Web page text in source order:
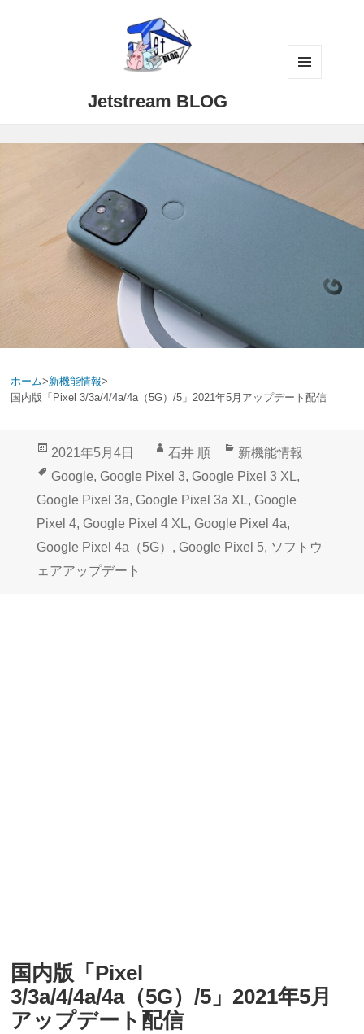
Jetstream BLOG
ホーム>新機能情報>
国内版「Pixel 3/3a/4/4a/4a（5G）/5」2021年5月アップデート配信
投
稿
日:
2021年5月4日
作
成
者
石井 順
カ
テ
ゴ
リ
ー
新機能情報
タ
グ
Google, Google Pixel 3, Google Pixel 3 XL,
Google Pixel 3a, Google Pixel 3a XL, Google
Pixel 4, Google Pixel 4 XL, Google Pixel 4a,
Google Pixel 4a（5G） , Google Pixel 5, ソフトウ
ェアアップデート
国内版「Pixel
3/3a/4/4a/4a（5G）/5」2021年5月
アップデート配信